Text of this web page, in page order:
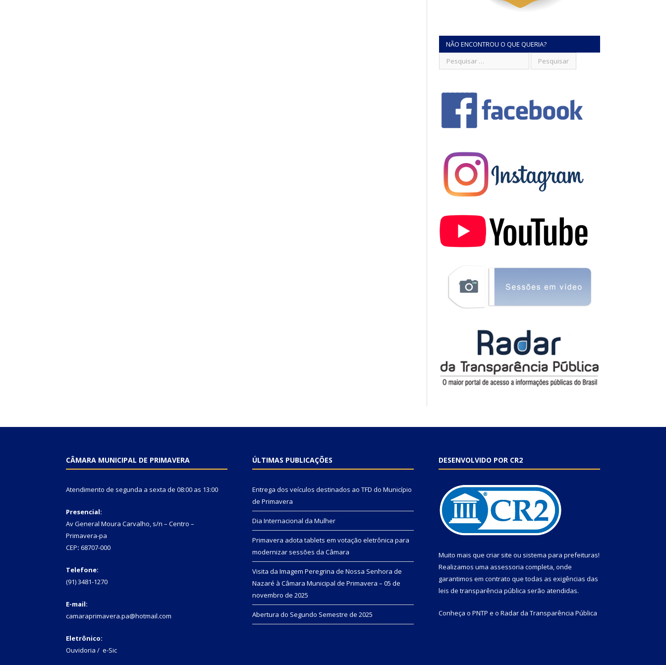
NÃO ENCONTROU O QUE QUERIA?
CÂMARA MUNICIPAL DE PRIMAVERA
Atendimento de segunda a sexta de 08:00 as 13:00
Presencial:
Av General Moura Carvalho, s/n – Centro –
Primavera-pa
CEP: 68707-000
Telefone:
(91) 3481-1270
E-mail:
camaraprimavera.pa@hotmail.com
Eletrônico:
Ouvidoria / e-Sic
ÚLTIMAS PUBLICAÇÕES
Entrega dos veículos destinados ao TFD do Município
de Primavera
Dia Internacional da Mulher
Primavera adota tablets em votação eletrônica para
modernizar sessões da Câmara
Visita da Imagem Peregrina de Nossa Senhora de
Nazaré à Câmara Municipal de Primavera – 05 de
novembro de 2025
Abertura do Segundo Semestre de 2025
DESENVOLVIDO POR CR2
Muito mais que criar site ou sistema para prefeituras!
Realizamos uma assessoria completa, onde
garantimos em contrato que todas as exigências das
leis de transparência pública serão atendidas.
Conheça o PNTP e o Radar da Transparência Pública